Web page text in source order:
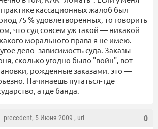
кассационных жалоб был
75 % удовлетворенных, то говорить
что суд совсем уж такой — никакой
морального права я не имею.
дело- зависимость суда. Заказы-
сколько угодно было "войн", вот
рожденные заказами. это —
Начинаешь путаться- где
а где банда.
0
precedent, 5 Июня 2009 , url